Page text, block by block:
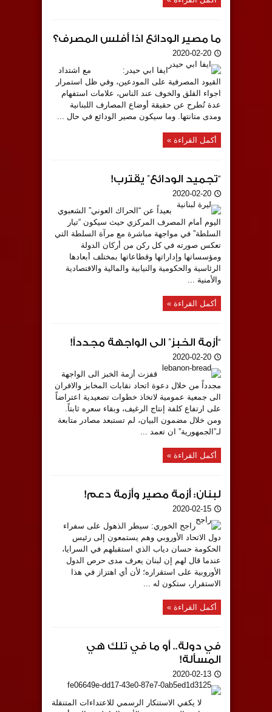
ما مصير الودائع اذا أفلس المصرف؟
2020-02-20
ايفا ابي حيدر: مع اشتداد
القيود المصرفية على المودعين، وفي ظل استمرار
اجواء القلق والخوف عند الناس، علامات استفهام
عدة تُطرح عن حقيقة أوضاع المصارف اللبنانية
ومدى متانتها. وما سيكون مصير الودائع في حال ...
أكمل القراءة »
“تجميد الودائع” يقترب!
2020-02-20
بعيداً عن “الحراك العوني” الشعبوي
اليوم أمام المصرف المركزي حيث سيكون “تيار
السلطة” في مواجهة مباشرة مع مرآة السلطة التي
تعكس صورته في كل ركن من أركان الدولة
ومؤسساتها وإداراتها وقطاعاتها بمختلف أبعادها
الرئاسية والحكومية والنيابية والمالية والاقتصادية
والأمنية ...
أكمل القراءة »
“أزمة الخبز” الى الواجهة مجدداً!
2020-02-20
قفزت أزمة الخبز الى الواجهة
مجدداً من خلال دعوة اتحاد نقابات المخابز والافران
الى جمعية عمومية لاتخاذ خطوات تصعيدية اعتراضاً
على ارتفاع كلفة إنتاج الرغيف، وبقاء سعره ثابتاً.
ومن خلال مضمون البيان، لم تستبعد مصادر متابعة
لـ”الجمهورية” ان تعمد ...
أكمل القراءة »
لبنان: أزمة مصير وأزمة دعم!
2020-02-15
راجح الخوري: سيطر الذهول على سفراء
دول الاتحاد الأوروبي وهم يستمعون إلى رئيس
الحكومة حسان دياب الذي استقبلهم في السرايا،
عندما قال لهم إن لبنان يعرف مدى حرص الدول
الأوروبية على استقراره؛ لأن أي اهتزاز في هذا
الاستقرار، ستكون له ...
أكمل القراءة »
في دولة.. أو ما في تلك هي
المسألة!
2020-02-13
لا يكفي الاستنكار الرسمي للاعتداءات المتنقلة